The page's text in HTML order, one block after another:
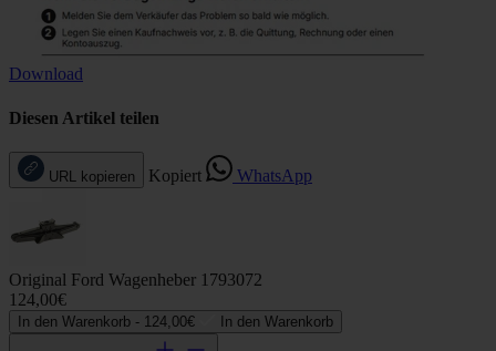
Download
Diesen Artikel teilen
URL kopieren Kopiert WhatsApp
Original Ford Wagenheber 1793072
124,00€
In den Warenkorb - 124,00€ In den Warenkorb